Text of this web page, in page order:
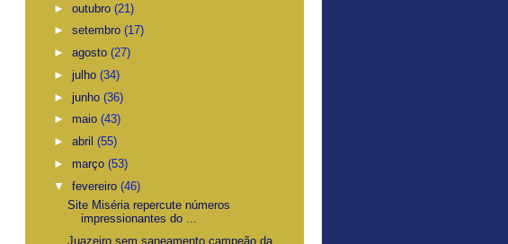
► outubro (21)
► setembro (17)
► agosto (27)
► julho (34)
► junho (36)
► maio (43)
► abril (55)
► março (53)
▼ fevereiro (46)
Site Miséria repercute números
impressionantes do ...
Juazeiro sem saneamento campeão da